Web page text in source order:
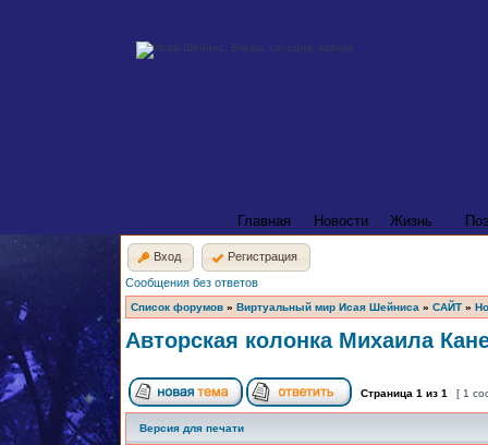
Главная Новости Жизнь
Вход
Регистрация
Сообщения без ответов
Список форумов » Виртуальный мир Исая Шейниса » САЙТ »
Авторская колонка Михаила
Страница 1 из 1 [ 1
Версия для печати